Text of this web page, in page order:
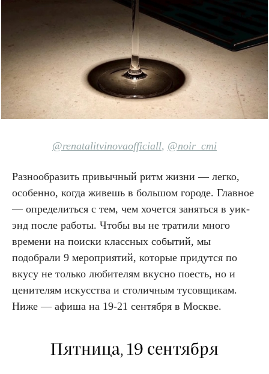
@renatalitvinovaofficiall, @noir_cmi
Разнообразить привычный ритм жизни — легко,
особенно, когда живешь в большом городе. Главное
— определиться с тем, чем хочется заняться в уик-
энд после работы. Чтобы вы не тратили много
времени на поиски классных событий, мы
подобрали 9 мероприятий, которые придутся по
вкусу не только любителям вкусно поесть, но и
ценителям искусства и столичным тусовщикам.
Ниже — афиша на 19-21 сентября в Москве.
Пятница, 19 сентября